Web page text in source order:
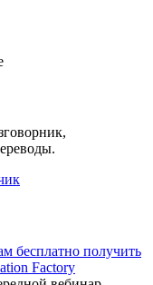
бесплатно получить
Factory